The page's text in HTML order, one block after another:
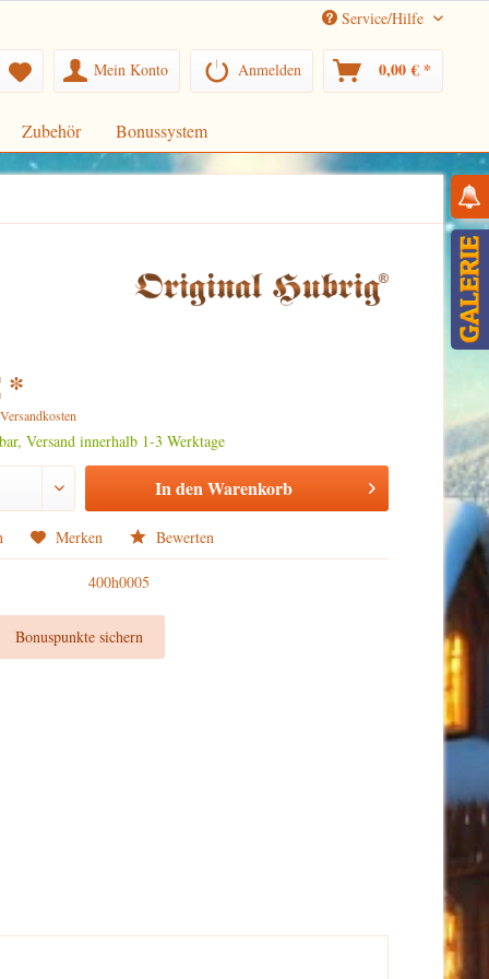
Service/Hilfe
Mein Konto Anmelden 0,00 € *
Zubehör Bonussystem
*
Versand innerhalb 1-3 Werktage
In denWarenkorb
Merken Bewerten
400h0005
Bonuspunkte sichern